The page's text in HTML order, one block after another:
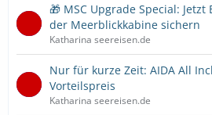
🎁 MSC Upgrade Special:
der Meerblickkabine sichern
Katharina seereisen.de
Nur für kurze Zeit: AIDA All
Vorteilspreis
Katharina seereisen.de